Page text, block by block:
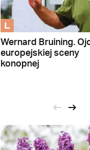
L
Wernard Bruining.
europejskiej sceny
konopnej